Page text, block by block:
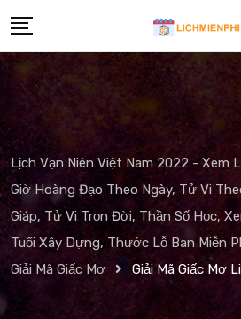
to
content
Lịch Vạn Niên Việt Nam 2022 - Xem
Giờ Hoàng Đạo Theo Ngày, Tử Vi
Giáp, Tử Vi Trọn Đời, Thần Số Học,
Tuổi Xây Dựng, Thước Lỗ Ban Miễn
Giải Mã Giấc Mơ
Giải Mã Giấc Mơ